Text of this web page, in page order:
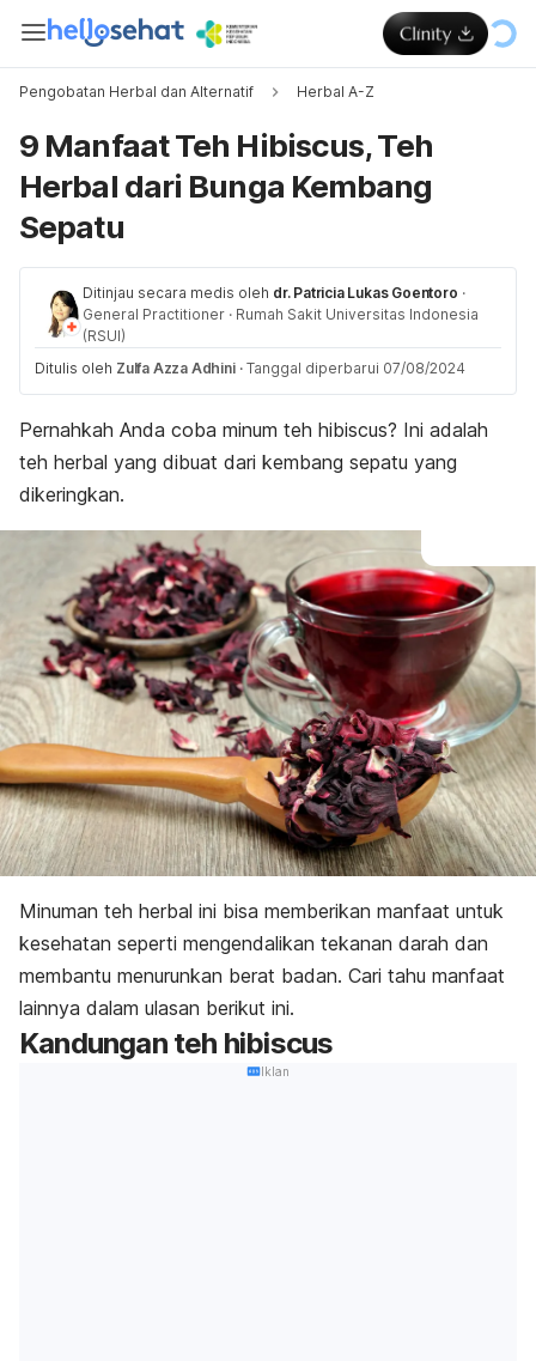
Pengobatan Herbal dan Alternatif Herbal A-Z
9 Manfaat Teh Hibiscus, Teh
Herbal dari Bunga Kembang
Sepatu
Ditinjau secara medis oleh dr. Patricia Lukas Goentoro ·
General Practitioner · Rumah Sakit Universitas Indonesia
(RSUI)
Ditulis oleh Zulfa Azza Adhini · Tanggal diperbarui 07/08/2024
Pernahkah Anda coba minum teh hibiscus? Ini adalah
teh herbal yang dibuat dari kembang sepatu yang
dikeringkan.
Minuman teh herbal ini bisa memberikan manfaat untuk
kesehatan seperti mengendalikan tekanan darah dan
membantu menurunkan berat badan. Cari tahu manfaat
lainnya dalam ulasan berikut ini.
Kandungan teh hibiscus
Iklan